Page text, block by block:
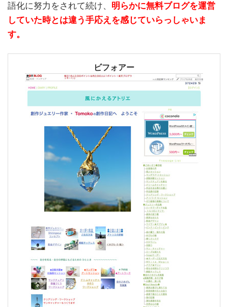
語化に努力をされて続け、 明らかに無料ブログを運営
していた時とは違う手応えを感じていらっしゃいま
す。
ビフォアー